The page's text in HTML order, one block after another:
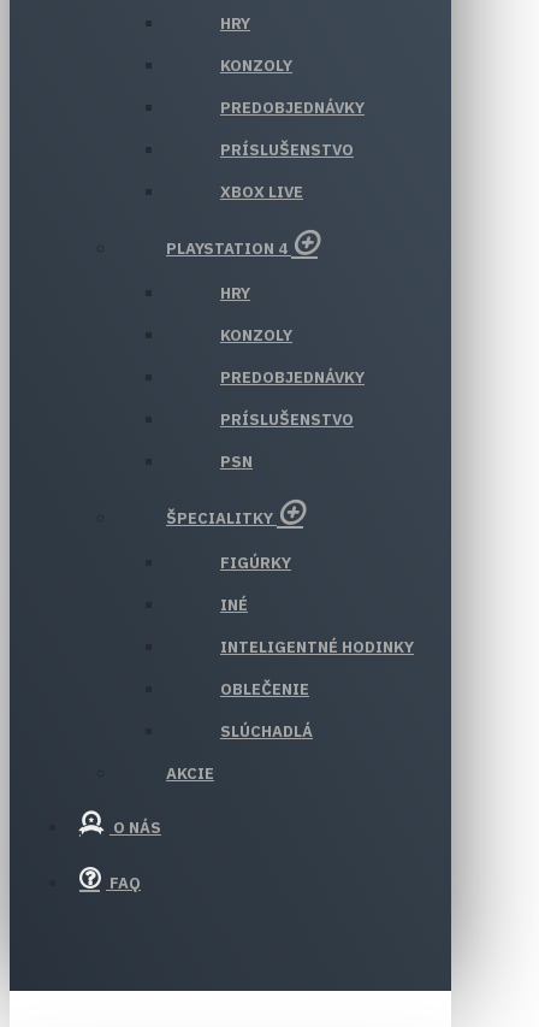
HRY
KONZOLY
PREDOBJEDNÁVKY
PRÍSLUŠENSTVO
XBOX LIVE
PLAYSTATION 4
HRY
KONZOLY
PREDOBJEDNÁVKY
PRÍSLUŠENSTVO
PSN
ŠPECIALITKY
FIGÚRKY
INÉ
INTELIGENTNÉ HODINKY
OBLEČENIE
SLÚCHADLÁ
AKCIE
O NÁS
FAQ